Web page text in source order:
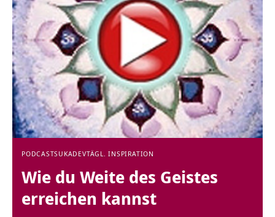
PODCASTSUKADEVTÄGL. INSPIRATION
Wie du Weite des Geistes
erreichen kannst